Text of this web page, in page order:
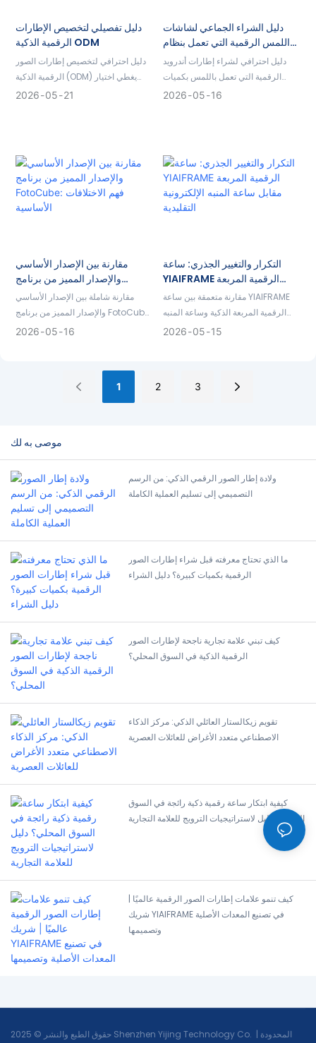
دليل تفصيلي لتخصيص الإطارات
الرقمية الذكية ODM
دليل احترافي لتخصيص إطارات الصور
الرقمية الذكية (ODM) يغطي اختيار
الأجهزة، وأنظمة أندرويد، وخدمات OTA،
2026 05 21
دليل الشراء الجماعي لشاشات
اللمس الرقمية التي تعمل بنظام
أندرويد: 6 معايير أساسية
للمشترين النهائيين
دليل احترافي لشراء إطارات أندرويد
الرقمية التي تعمل باللمس بكميات
كبيرة، يغطي مواصفات الشاشة، وذاكرة
2026 05 16
مقارنة بين الإصدار الأساسي
والإصدار المميز من برنامج
FotoCube: فهم الاختلافات
الأساسية
مقارنة شاملة بين الإصدار الأساسي
والإصدار المميز من برنامج FotoCube،
تشمل حجم شاشة الجهاز، والتقويم
2026 05 16
التكرار والتغيير الجذري: ساعة
YIAIFRAME الرقمية المربعة
مقابل ساعة المنبه الإلكترونية
التقليدية
مقارنة متعمقة بين ساعة YIAIFRAME
الرقمية المربعة الذكية وساعة المنبه
2026 05 15
1 2 3
موصى به لك
ولادة إطار الصور الرقمي الذكي: من الرسم
التصميمي إلى تسليم العملية الكاملة
ما الذي تحتاج معرفته قبل شراء إطارات الصور
الرقمية بكميات كبيرة؟ دليل الشراء
كيف تبني علامة تجارية ناجحة لإطارات الصور
الرقمية الذكية في السوق المحلي؟
تقويم زيكالستار العائلي الذكي: مركز الذكاء
الاصطناعي متعدد الأغراض للعائلات العصرية
كيفية ابتكار ساعة رقمية ذكية رائجة في السوق
المحلي؟ دليل لاستراتيجيات الترويج للعلامة التجارية
كيف تنمو علامات إطارات الصور الرقمية عالميًا |
شريك YIAIFRAME في تصنيع المعدات الأصلية
وتصميمها
حقوق الطبع والنشر © 2025 Shenzhen Yijing Technology Co. المحدودة |